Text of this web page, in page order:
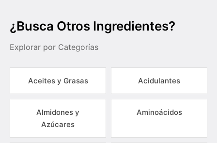
¿Busca Otros Ingredientes?
Explorar por Categorías
Aceites y Grasas Acidulantes
Almidones y
Azúcares
Aminoácidos